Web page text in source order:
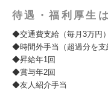
待遇・福利厚生は
◆交通費支給（毎月3万円）
◆時間外手当（超過分を支
◆昇給年1回
◆賞与年2回
◆友人紹介手当